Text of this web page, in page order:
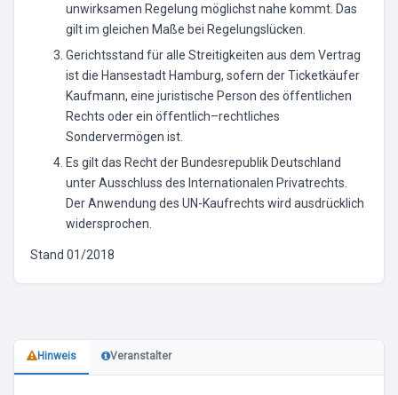
unwirksamen Regelung möglichst nahe kommt. Das
gilt im gleichen Maße bei Regelungslücken.
Gerichtsstand für alle Streitigkeiten aus dem Vertrag
ist die Hansestadt Hamburg, sofern der Ticketkäufer
Kaufmann, eine juristische Person des öffentlichen
Rechts oder ein öffentlich–rechtliches
Sondervermögen ist.
Es gilt das Recht der Bundesrepublik Deutschland
unter Ausschluss des Internationalen Privatrechts.
Der Anwendung des UN-Kaufrechts wird ausdrücklich
widersprochen.
Stand 01/2018
Hinweis Veranstalter